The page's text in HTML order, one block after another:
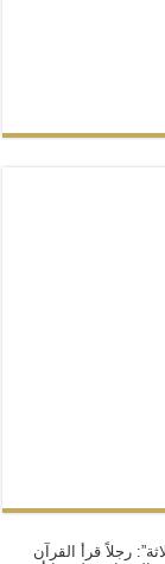
رجلاً قرأ القرآن